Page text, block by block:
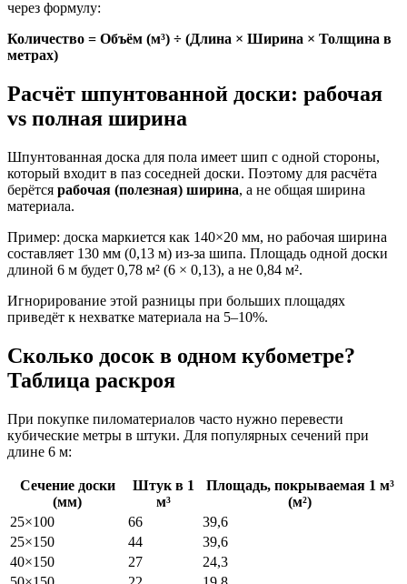
через формулу:
Количество = Объём (м³) ÷ (Длина × Ширина × Толщина в
метрах)
Расчёт шпунтованной доски: рабочая
vs полная ширина
Шпунтованная доска для пола имеет шип с одной стороны,
который входит в паз соседней доски. Поэтому для расчёта
берётся рабочая (полезная) ширина, а не общая ширина
материала.
Пример: доска маркиется как 140×20 мм, но рабочая ширина
составляет 130 мм (0,13 м) из-за шипа. Площадь одной доски
длиной 6 м будет 0,78 м² (6 × 0,13), а не 0,84 м².
Игнорирование этой разницы при больших площадях
приведёт к нехватке материала на 5–10%.
Сколько досок в одном кубометре?
Таблица раскроя
При покупке пиломатериалов часто нужно перевести
кубические метры в штуки. Для популярных сечений при
длине 6 м:
Сечение доски
(мм)
Штук в 1
м³
Площадь, покрываемая 1 м³
(м²)
25×100
66
39,6
25×150
44
39,6
40×150
27
24,3